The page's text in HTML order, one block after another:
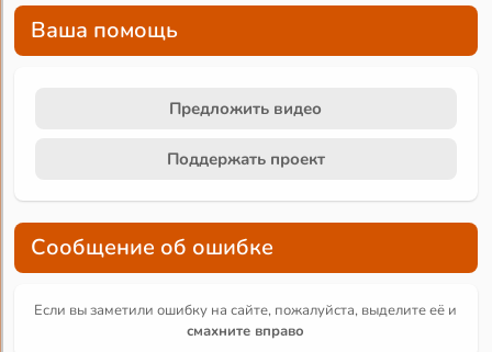
Ваша помощь
Предложить видео
Поддержать проект
Сообщение об ошибке
Если вы заметили ошибку на сайте, пожалуйста, выделите её и
смахните вправо